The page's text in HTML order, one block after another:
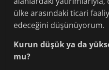
ülke arasındaki ticari
edeceğini düşünüyorum.
Kurun düşük ya da
mu?